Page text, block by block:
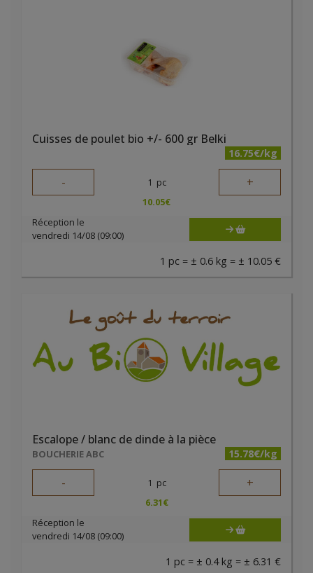
Cuisses de poulet bio +/- 600 gr Belki
16.75€/kg
- 1 pc +
10.05€
Réception le
vendredi 14/08 (09:00)
1 pc = ± 0.6 kg = ± 10.05 €
Escalope / blanc de dinde à la pièce
BOUCHERIE ABC 15.78€/kg
- 1 pc +
6.31€
Réception le
vendredi 14/08 (09:00)
1 pc = ± 0.4 kg = ± 6.31 €